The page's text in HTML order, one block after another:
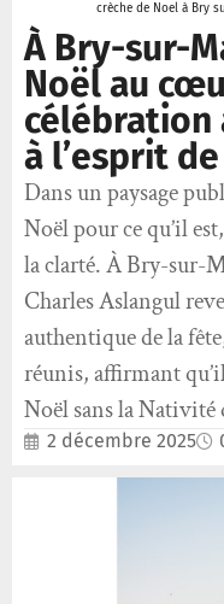
crèche de Noel à Bry
À Bry-sur-
Noël au
célébration
à l’esprit
Dans un paysage
Noël pour ce qu’il
la clarté. À Bry-sur-
Charles Aslangul
authentique de la
réunis, affirmant
Noël sans la Nativité
2 décembre 2025